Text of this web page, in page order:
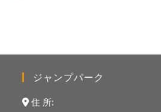
ジャンプパーク
住 所: